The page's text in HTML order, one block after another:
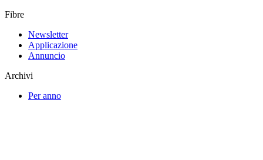
Fibre
Newsletter
Applicazione
Annuncio
Archivi
Per anno